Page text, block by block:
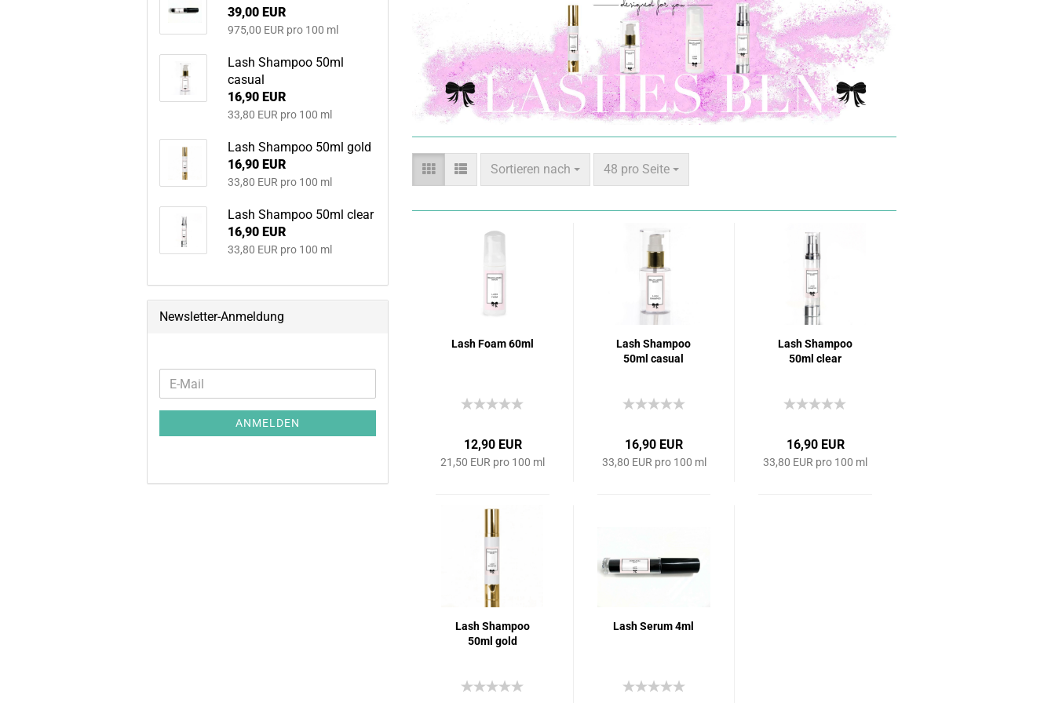
Sortieren nach 48 pro Seite
Lash Foam 60ml
12,90 EUR
21,50 EUR pro 100 ml
Lash Shampoo
50ml casual
16,90 EUR
33,80 EUR pro 100 ml
Lash Shampoo
50ml clear
16,90 EUR
33,80 EUR pro 100 ml
Lash Shampoo
50ml gold
Lash Serum 4ml
39,00 EUR
975,00 EUR pro 100 ml
Lash Shampoo 50ml
casual
16,90 EUR
33,80 EUR pro 100 ml
Lash Shampoo 50ml gold
16,90 EUR
33,80 EUR pro 100 ml
Lash Shampoo 50ml clear
16,90 EUR
33,80 EUR pro 100 ml
Newsletter-Anmeldung
ANMELDEN